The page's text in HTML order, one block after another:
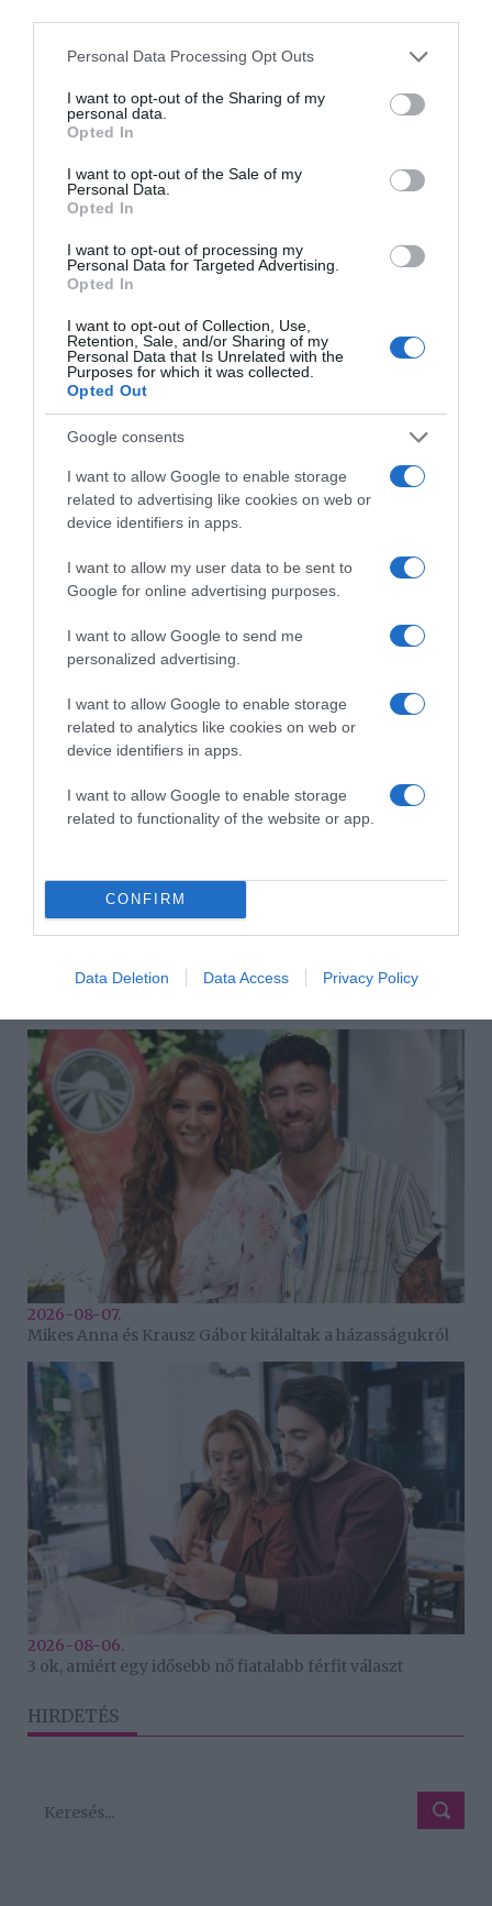
Please note that this website/app uses one or more Google
not limited to your visit or usage behaviour. You may click to
grant or deny consent to Google and its third-party tags to
use your data for below specified purposes in below Google
consent section.
Personal Data Processing Opt Outs
I want to opt-out of the Sharing of my
personal data.
Opted In
I want to opt-out of the Sale of my
Personal Data.
Opted In
I want to opt-out of processing my
Personal Data for Targeted Advertising.
Opted In
I want to opt-out of Collection, Use,
Retention, Sale, and/or Sharing of my
Personal Data that Is Unrelated with the
Purposes for which it was collected.
Opted Out
Google consents
I want to allow Google to enable storage
related to advertising like cookies on web or
device identifiers in apps.
I want to allow my user data to be sent to
Google for online advertising purposes.
I want to allow Google to send me
personalized advertising.
I want to allow Google to enable storage
related to analytics like cookies on web or
device identifiers in apps.
I want to allow Google to enable storage
related to functionality of the website or app.
CONFIRM
Data Deletion Data Access Privacy Policy
sajnos közbeszólt.
Megosztás: Facebook Pinterest
Címkék: szerelem, Liptai Claudia Gesztesi Károly
Mattesz Csilla
Korábbi bejegyzések Következő bejegyzés
HASONLÓ BEJEGYZÉSEK
Koltai Róbert életükről mesélt
2026-08-07.
2026-08-07.
Mikes Anna és Krausz Gábor kitálaltak a házasságukról
2026-08-06.
3 ok, amiért egy idősebb nő fiatalabb férfit választ
HIRDETÉS